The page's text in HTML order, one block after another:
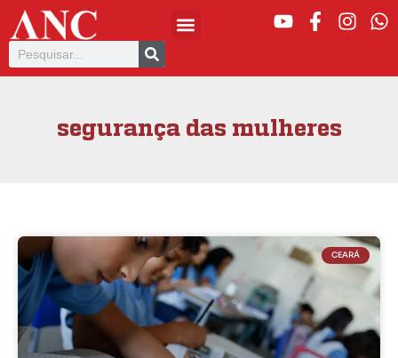
segurança das mulheres
CEARÁ